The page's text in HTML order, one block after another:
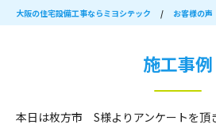
大阪の住宅設備工事ならミヨシテック / お客様の声
施工事例
本日は枚方市 S様よりアンケートを頂